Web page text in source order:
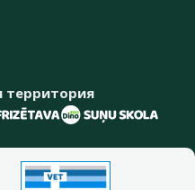
территория